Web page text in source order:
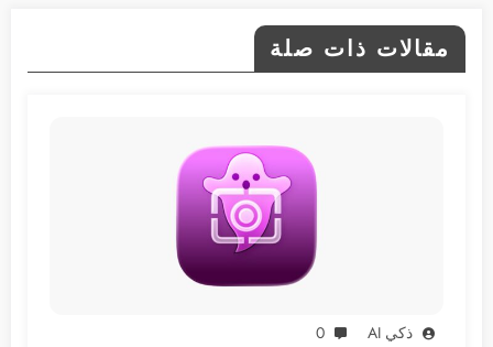
مقالات ذات صلة
ذكي AI 0